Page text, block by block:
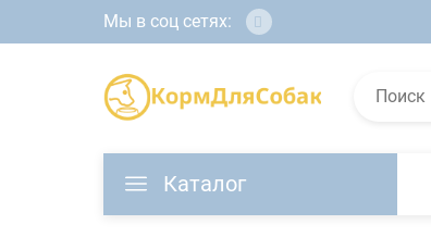
Мы в соц сетях:
Каталог